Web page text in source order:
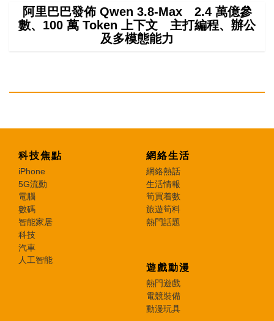
阿里巴巴發佈 Qwen 3.8-Max 2.4 萬億參
數、100 萬 Token 上下文 主打編程、辦公
及多模態能力
科技焦點
iPhone
5G流動
電腦
數碼
智能家居
科技
汽車
人工智能
網絡生活
網絡熱話
生活情報
筍買着數
旅遊筍料
熱門話題
遊戲動漫
熱門遊戲
電競裝備
動漫玩具